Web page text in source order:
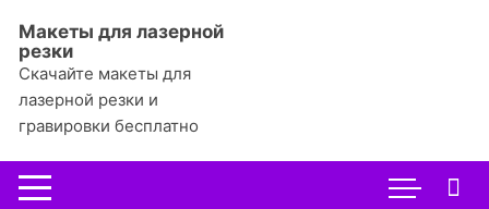
содержимому
Макеты для лазерной
резки
Скачайте макеты для
лазерной резки и
гравировки бесплатно